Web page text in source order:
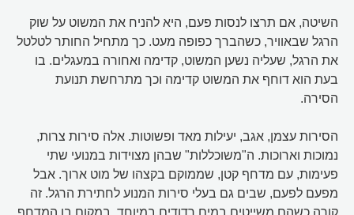
השיטה, אם תרצו לנסות פעם, היא להניח את המשוט על שוק
הרגל שבאוויר, כשהברך כפופה מעט. כך מתחיל החותר לטלטל
את הרגל, שעליה נשען המשוט, קדימה ואחורה במעגלים. בו
בעת הוא דוחף את המשוט קדימה וכך מתרחשת תנועת
הסירה.
הסירות עצמן, אגב, יעילות מאד ופשוטות. אלה סירות צרות,
נמוכות וארוכות. ה"משוכללות" שבהן מצוידות במנועי שתי
פעימות, עם מדחף קטן, שממוקם בקצהו של מוט ארוך. אבל
מפעם לפעם, שבים גם בעלי סירות המנוע לחתירת הרגל. זה
קורה כשהם משייטים במים רדודים במיוחד, במקום בו המדחף